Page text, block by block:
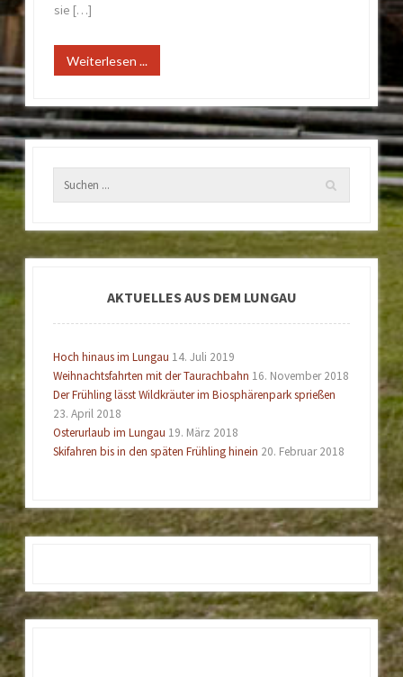
sie […]
Weiterlesen ...
AKTUELLES AUS DEM LUNGAU
Hoch hinaus im Lungau 14. Juli 2019
Weihnachtsfahrten mit der Taurachbahn 16. November 2018
Der Frühling lässt Wildkräuter im Biosphärenpark sprießen
23. April 2018
Osterurlaub im Lungau 19. März 2018
Skifahren bis in den späten Frühling hinein 20. Februar 2018